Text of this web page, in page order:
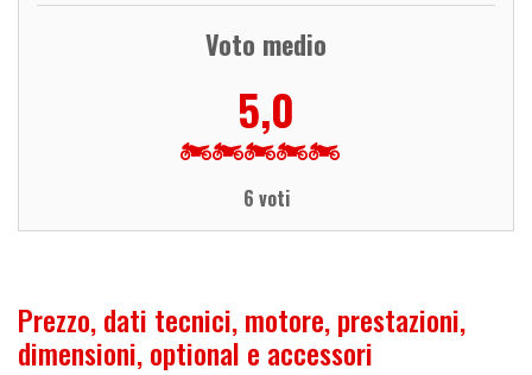
Voto medio
5,0
6 voti
Prezzo, dati tecnici, motore, prestazioni,
dimensioni, optional e accessori